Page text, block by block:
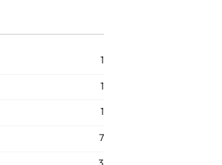
1
1
1
7